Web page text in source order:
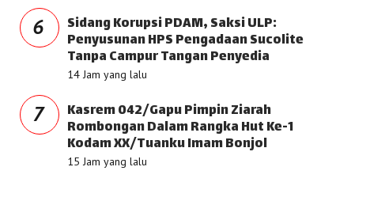
6 Sidang Korupsi PDAM, Saksi ULP:
Penyusunan HPS Pengadaan Sucolite
Tanpa Campur Tangan Penyedia
14 Jam yang lalu
7 Kasrem 042/Gapu Pimpin Ziarah
Rombongan Dalam Rangka Hut Ke-1
Kodam XX/Tuanku Imam Bonjol
15 Jam yang lalu